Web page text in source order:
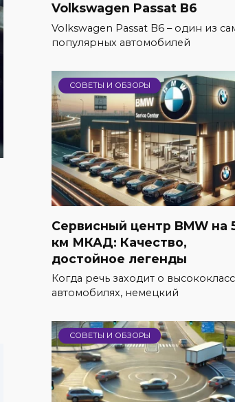
Volkswagen Passat B6
Volkswagen Passat B6 – один из
популярных автомобилей
СОВЕТЫ И ОБЗОРЫ
Сервисный центр BMW на
км МКАД: Качество,
достойное легенды
Когда речь заходит о
автомобилях, немецкий
СОВЕТЫ И ОБЗОРЫ